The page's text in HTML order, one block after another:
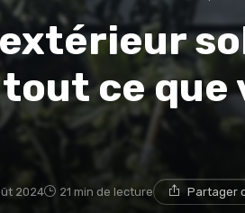
ce que
2024 21 min de lecture Partager